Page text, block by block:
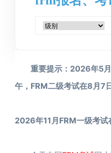
重要提示：2026年5月
午，FRM二级考试在8月7
2026年11月FRM一级考